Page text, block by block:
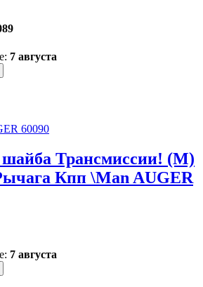
7 августа
Трансмиссии! (М)
Кпп \Man AUGER
7 августа